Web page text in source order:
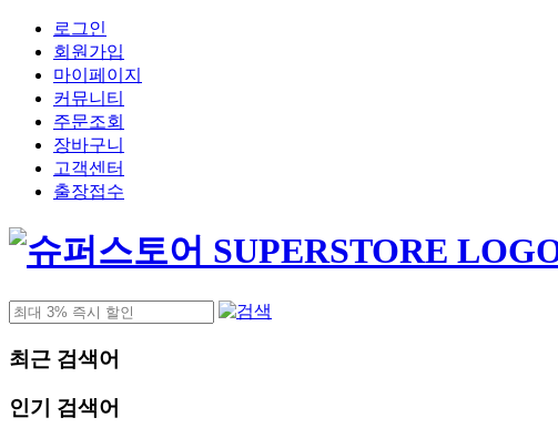
로그인
회원가입
마이페이지
커뮤니티
주문조회
장바구니
고객센터
출장접수
최근 검색어
인기 검색어